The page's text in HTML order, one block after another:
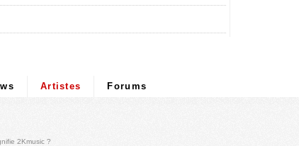
Artistes Forums
2Kmusic ?